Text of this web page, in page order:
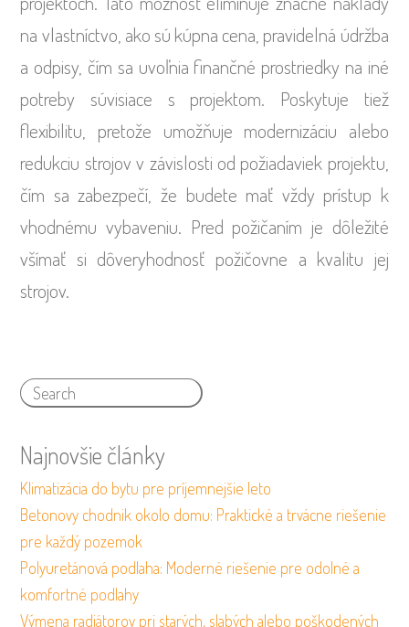
na vlastníctvo, ako sú kúpna cena, pravidelná údržba
a odpisy, čím sa uvoľnia finančné prostriedky na iné
potreby súvisiace s projektom. Poskytuje tiež
flexibilitu, pretože umožňuje modernizáciu alebo
redukciu strojov v závislosti od požiadaviek projektu,
čím sa zabezpečí, že budete mať vždy prístup k
vhodnému vybaveniu. Pred požičaním je dôležité
všímať si dôveryhodnosť požičovne a kvalitu jej
strojov.
Najnovšie články
Klimatizácia do bytu pre príjemnejšie leto
Betonovy chodnik okolo domu: Praktické a trvácne riešenie
pre každý pozemok
Polyuretánová podlaha: Moderné riešenie pre odolné a
komfortné podlahy
Výmena radiátorov pri starých, slabých alebo poškodených